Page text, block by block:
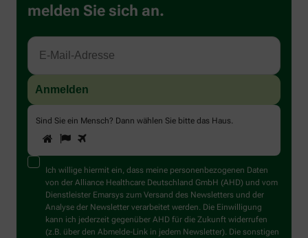
melden Sie sich an.
Sind Sie ein Mensch? Dann wählen Sie bitte das Haus.
Sind
Sie
ein
Mensch?
Dann
wählen
Sie
bitte
das
1 2
Ich willige hiermit ein, dass meine personenbezogenen Daten
von der Alliance Healthcare Deutschland GmbH (AHD) und vom
Dienstleister Emarsys zum Versand des Newsletters und der
Analyse der Newsletter verarbeitet werden. Die Einwilligung
kann ich jederzeit gegenüber AHD für die Zukunft widerrufen
(z.B. über den Abmelde-Link in jedem Newsletter). Die sonstigen